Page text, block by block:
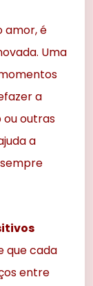
amor, é
Uma
a
ou outras
a
que cada
entre